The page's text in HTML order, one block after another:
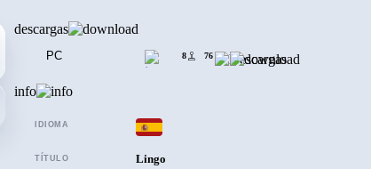
descargas
PC 8 76
info
IDIOMA
TÍTULO Lingo